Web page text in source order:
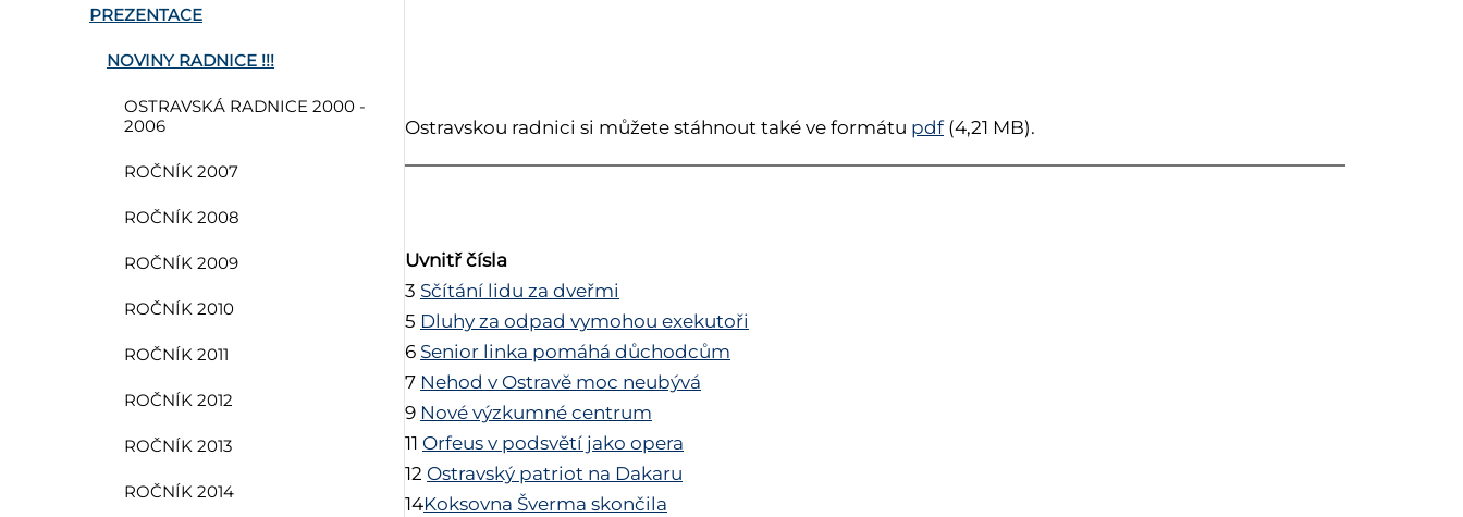
PREZENTACE
NOVINY RADNICE !!!
OSTRAVSKÁ RADNICE 2000 -
2006
ROČNÍK 2007
ROČNÍK 2008
ROČNÍK 2009
ROČNÍK 2010
ROČNÍK 2011
ROČNÍK 2012
ROČNÍK 2013
ROČNÍK 2014
Ostravskou radnici si můžete stáhnout také ve formátu pdf(4,21 MB).
Uvnitř čísla
3 Sčítání lidu za dveřmi
5 Dluhy za odpad vymohou exekutoři
6 Senior linka pomáhá důchodcům
7 Nehod v Ostravě moc neubývá
9 Nové výzkumné centrum
11 Orfeus v podsvětí jako opera
12 Ostravský patriot na Dakaru
14Koksovna Šverma skončila